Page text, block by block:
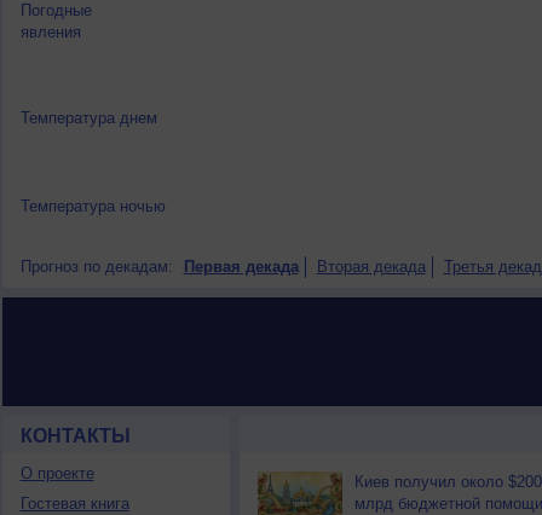
Погодные
явления
Температура днем
Температура ночью
Прогноз по декадам: Первая декада Вторая декада Третья
КОНТАКТЫ
О проекте
Гостевая книга
НОВОСТИ ПАРТНЕРОВ
Киев получил около $200
млрд бюджетной помощи